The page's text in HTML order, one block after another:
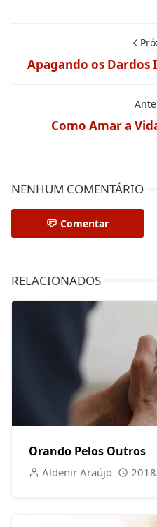
Apagando os Dardos
Como Amar a
NENHUM COMENTÁRIO
Comentar
RELACIONADOS
Orando Pelos Outros
Aldenir Araújo